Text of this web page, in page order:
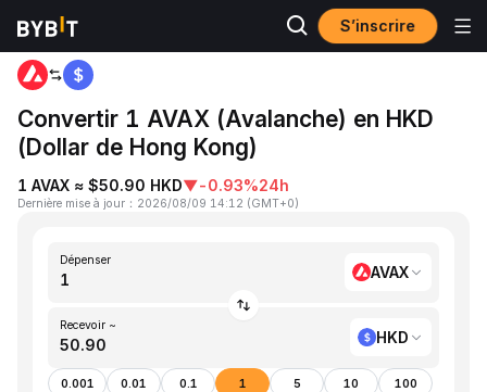
S’inscrire
Accueil
Convertir 1 AVAX (Avalanche) en HKD
(Dollar de Hong Kong)
1 AVAX ≈ $50.90 HKD▼-0.93%24h
Dernière mise à jour ： 2026/08/09 14:12 (GMT+0)
Dépenser
AVAX
Recevoir ~
HKD
0.001 0.01 0.1 1 5 10 100